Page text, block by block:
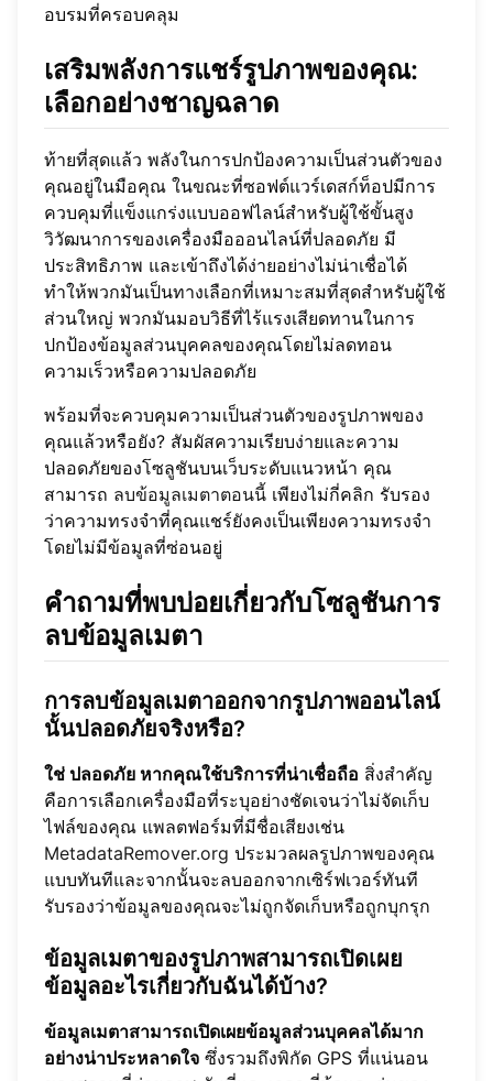
อบรมที่ครอบคลุม
เสริมพลังการแชร์รูปภาพของคุณ:
เลือกอย่างชาญฉลาด
ท้ายที่สุดแล้ว พลังในการปกป้องความเป็นส่วนตัวของ
คุณอยู่ในมือคุณ ในขณะที่ซอฟต์แวร์เดสก์ท็อปมีการ
ควบคุมที่แข็งแกร่งแบบออฟไลน์สำหรับผู้ใช้ขั้นสูง
วิวัฒนาการของเครื่องมือออนไลน์ที่ปลอดภัย มี
ประสิทธิภาพ และเข้าถึงได้ง่ายอย่างไม่น่าเชื่อได้
ทำให้พวกมันเป็นทางเลือกที่เหมาะสมที่สุดสำหรับผู้ใช้
ส่วนใหญ่ พวกมันมอบวิธีที่ไร้แรงเสียดทานในการ
ปกป้องข้อมูลส่วนบุคคลของคุณโดยไม่ลดทอน
ความเร็วหรือความปลอดภัย
พร้อมที่จะควบคุมความเป็นส่วนตัวของรูปภาพของ
คุณแล้วหรือยัง? สัมผัสความเรียบง่ายและความ
ปลอดภัยของโซลูชันบนเว็บระดับแนวหน้า คุณ
สามารถ ลบข้อมูลเมตาตอนนี้ เพียงไม่กี่คลิก รับรอง
ว่าความทรงจำที่คุณแชร์ยังคงเป็นเพียงความทรงจำ
โดยไม่มีข้อมูลที่ซ่อนอยู่
คำถามที่พบบ่อยเกี่ยวกับโซลูชันการ
ลบข้อมูลเมตา
การลบข้อมูลเมตาออกจากรูปภาพออนไลน์
นั้นปลอดภัยจริงหรือ?
ใช่ ปลอดภัย หากคุณใช้บริการที่น่าเชื่อถือ สิ่งสำคัญ
คือการเลือกเครื่องมือที่ระบุอย่างชัดเจนว่าไม่จัดเก็บ
ไฟล์ของคุณ แพลตฟอร์มที่มีชื่อเสียงเช่น
MetadataRemover.org ประมวลผลรูปภาพของคุณ
แบบทันทีและจากนั้นจะลบออกจากเซิร์ฟเวอร์ทันที
รับรองว่าข้อมูลของคุณจะไม่ถูกจัดเก็บหรือถูกบุกรุก
ข้อมูลเมตาของรูปภาพสามารถเปิดเผย
ข้อมูลอะไรเกี่ยวกับฉันได้บ้าง?
ข้อมูลเมตาสามารถเปิดเผยข้อมูลส่วนบุคคลได้มาก
อย่างน่าประหลาดใจ ซึ่งรวมถึงพิกัด GPS ที่แน่นอน